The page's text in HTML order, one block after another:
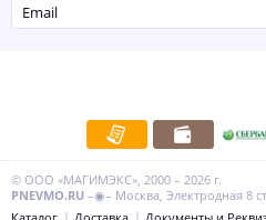
крупные компании приобретают
в первую очередь из-за их быстрой
тратят меньше времени на
допускают меньше брака, а простои
из строя практически исключаются.
В итоге, пневматические
экономической эффективностью.
Вот почему и Вам стоит
© ООО «МАГИМЭКС», 2000 – 2026 г.
PNEVMO.RU –◉– Москва, Электродная 8